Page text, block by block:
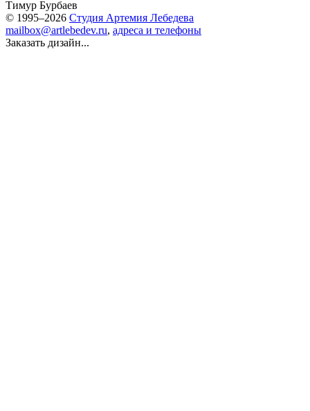
Тимур Бурбаев
© 1995–2026 Студия Артемия Лебедева
mailbox@artlebedev.ru, адреса и телефоны
Заказать дизайн...